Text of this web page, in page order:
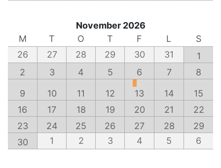
November 2026
M
T O T F L
S
26
27 28 29 30 31
1
2
3 4 5 6 7 8
9 10 11 12 13 14
15
16
17 18 19 20 21
22
23
24 25 26 27 28
29
30
1 2 3 4 5 6